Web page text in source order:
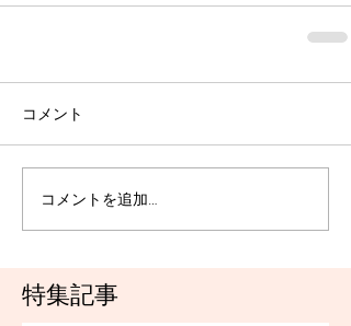
特集記事
コメント
コメントを追加…